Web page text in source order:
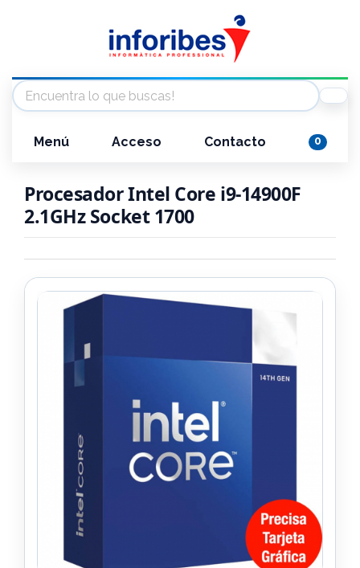
Menú Acceso Contacto 0
Procesador Intel Core i9-14900F
2.1GHz Socket 1700